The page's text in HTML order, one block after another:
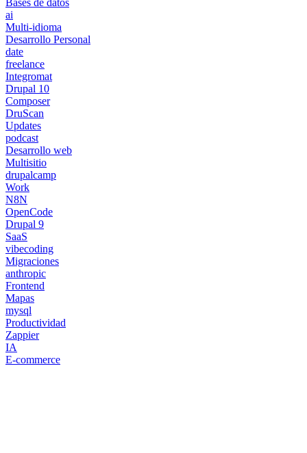
ai
Multi-idioma
Desarrollo Personal
date
freelance
Integromat
Drupal 10
Composer
DruScan
Updates
podcast
Desarrollo web
Multisitio
drupalcamp
Work
N8N
OpenCode
Drupal 9
SaaS
vibecoding
Migraciones
anthropic
Frontend
Mapas
mysql
Productividad
Zappier
IA
E-commerce